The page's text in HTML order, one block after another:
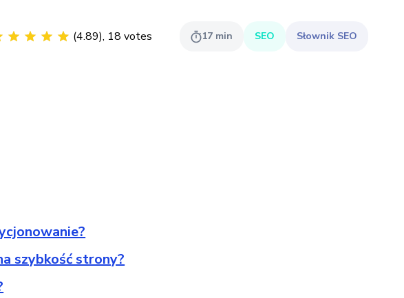
(4.89), 18 votes 17 min SEO Słownik SEO
szybkość strony?